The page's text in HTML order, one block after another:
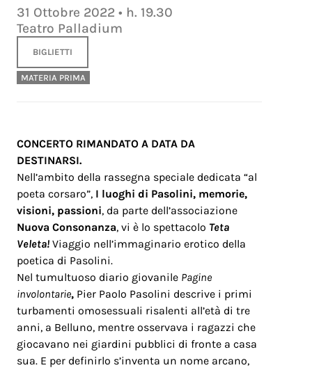
31 Ottobre 2022 • h. 19.30
Teatro Palladium
BIGLIETTI
MATERIA PRIMA
CONCERTO RIMANDATO A DATA DA
DESTINARSI.
Nell’ambito della rassegna speciale dedicata “al
poeta corsaro”, I luoghi di Pasolini, memorie,
visioni, passioni, da parte dell’associazione
Nuova Consonanza, vi è lo spettacolo Teta
Veleta! Viaggio nell’immaginario erotico della
poetica di Pasolini.
Nel tumultuoso diario giovanile Pagine
involontarie, Pier Paolo Pasolini descrive i primi
turbamenti omosessuali risalenti all’età di tre
anni, a Belluno, mentre osservava i ragazzi che
giocavano nei giardini pubblici di fronte a casa
sua. E per definirlo s’inventa un nome arcano,